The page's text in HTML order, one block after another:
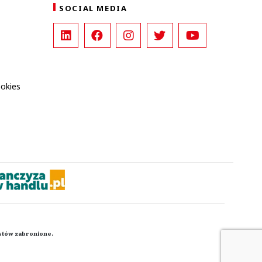
SOCIAL MEDIA
zabronione.